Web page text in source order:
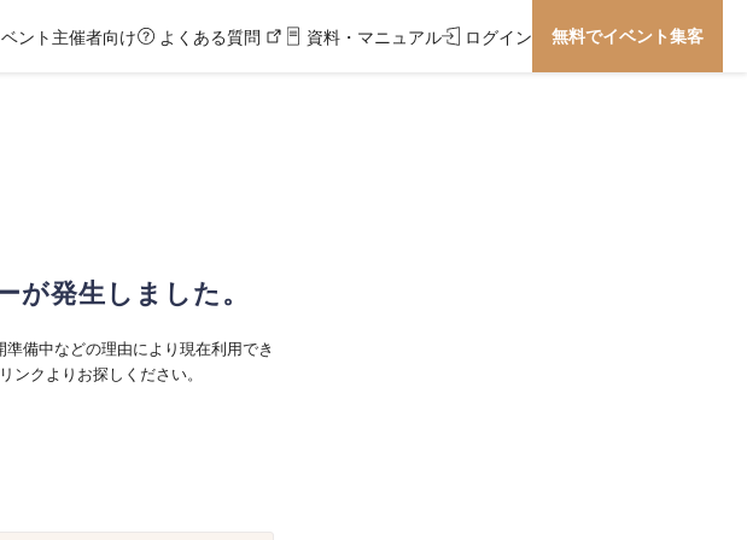
ント主催者向け よくある質問 資料・マニュアル ログイン 無料でイベント集客
が発生しました。
備中などの理由により現在利用でき
ンクよりお探しください。